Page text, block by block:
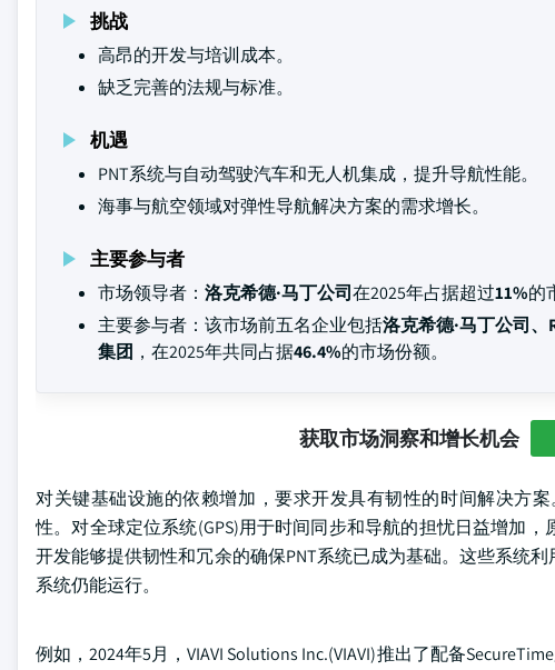
挑战
高昂的开发与培训成本。
缺乏完善的法规与标准。
机遇
PNT系统与自动驾驶汽车和无人机集成，提升导航性能。
海事与航空领域对弹性导航解决方案的需求增长。
主要参与者
市场领导者： 洛克希德·马丁公司在2025年占据超过11%的
主要参与者：该市场前五名企业包括洛克希德·马丁公司
集团 ，在2025年共同占据46.4%的市场份额。
获取市场洞察和增长机会
对关键基础设施的依赖增加，要求开发具有韧性的时间解决方
性。对全球定位系统(GPS)用于时间同步和导航的担忧日益增加
开发能够提供韧性和冗余的确保PNT系统已成为基础。这些系统
系统仍能运行。
例如，2024年5月，VIAVI Solutions Inc.(VIAVI)推出了配备